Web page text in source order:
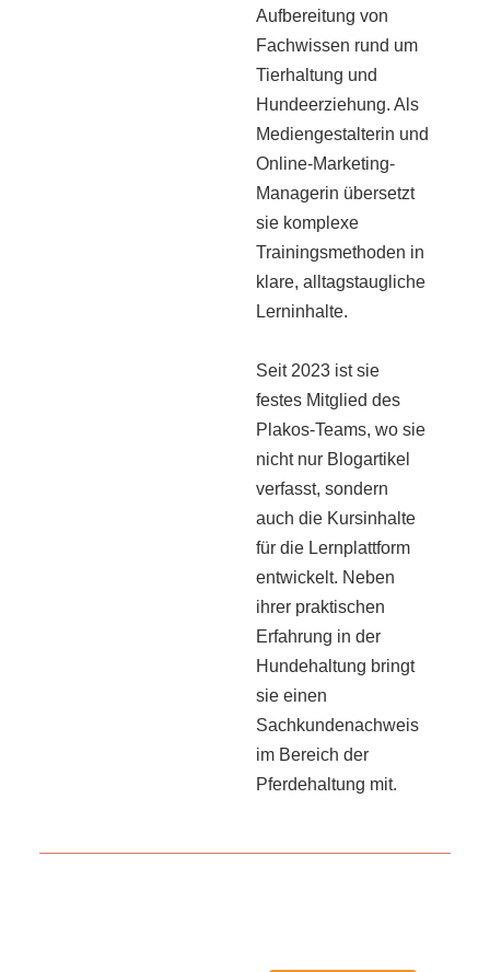
Aufbereitung von
Fachwissen rund um
Tierhaltung und
Hundeerziehung. Als
Mediengestalterin und
Online-Marketing-
Managerin übersetzt
sie komplexe
Trainingsmethoden in
klare, alltagstaugliche
Lerninhalte.
Seit 2023 ist sie
festes Mitglied des
Plakos-Teams, wo sie
nicht nur Blogartikel
verfasst, sondern
auch die Kursinhalte
für die Lernplattform
entwickelt. Neben
ihrer praktischen
Erfahrung in der
Hundehaltung bringt
sie einen
Sachkundenachweis
im Bereich der
Pferdehaltung mit.